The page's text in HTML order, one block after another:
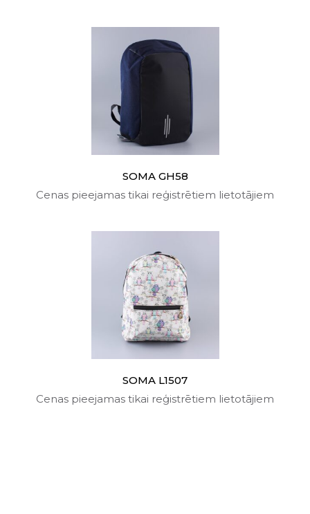
SOMA GH58
Cenas pieejamas tikai reģistrētiem lietotājiem
SOMA L1507
Cenas pieejamas tikai reģistrētiem lietotājiem